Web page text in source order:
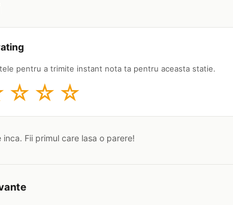
pentru a trimite instant nota ta pentru aceasta statie.
☆ ☆ ☆
inca. Fii primul care lasa o parere!